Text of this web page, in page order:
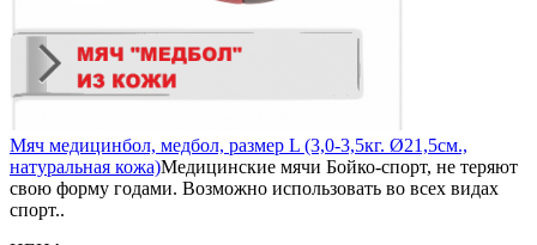
Мяч медицинбол, медбол, размер L (3,0-3,5кг. Ø21,5см.,
натуральная кожа)Медицинские мячи Бойко-спорт, не теряют
свою форму годами. Возможно использовать во всех видах
спорт..